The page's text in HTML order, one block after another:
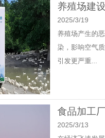
养殖场建
2025/3/19
养殖场产生的
染，影响空气
引发更严重...
食品加工
2025/3/13